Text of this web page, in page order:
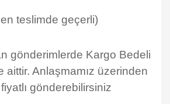
teslimde geçerli)
gönderimlerde Kargo Bedeli
aittir. Anlaşmamız üzerinden
gönderebilirsiniz